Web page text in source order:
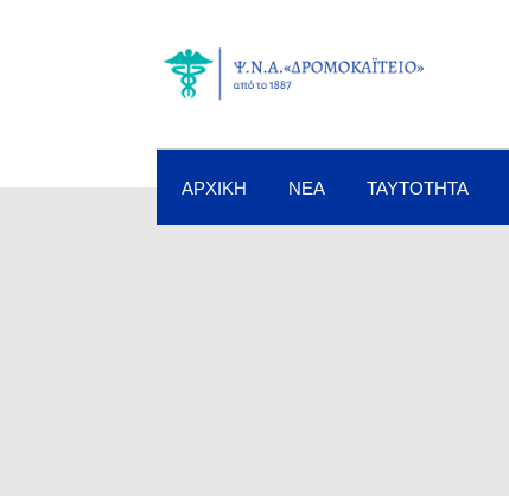
ΑΡΧΙΚΉ ΝΈΑ ΤΑΥΤΌΤΗΤΑ